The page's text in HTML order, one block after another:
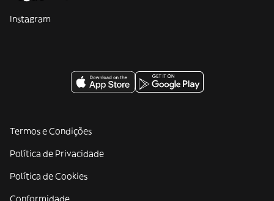
Instagram
Termos e Condições
Política de Privacidade
Política de Cookies
Conformidade